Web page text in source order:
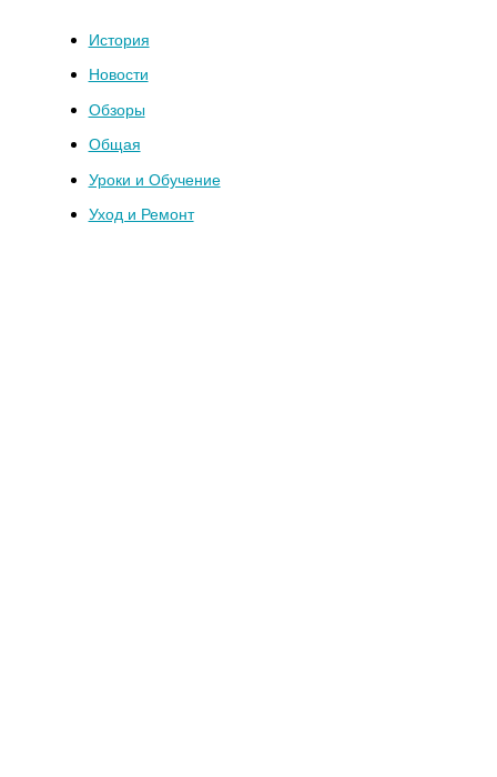
История
Новости
Обзоры
Общая
Уроки и Обучение
Уход и Ремонт